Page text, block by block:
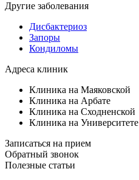
Другие заболевания
Дисбактериоз
Запоры
Кондиломы
Адреса клиник
Клиника на Маяковской
Клиника на Арбате
Клиника на Сходненской
Клиника на Университете
Записаться на прием
Обратный звонок
Полезные статьи